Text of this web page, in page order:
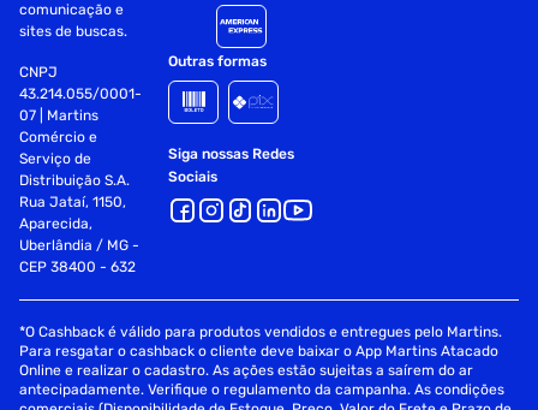
comunicação e
sites de buscas.
CNPJ
43.214.055/0001-
07 | Martins
Comércio e
Serviço de
Distribuição S.A.
Rua Jataí, 1150,
Aparecida,
Uberlândia / MG -
CEP 38400 - 632
Outras formas
Siga nossas Redes
Sociais
*O Cashback é válido para produtos vendidos e entregues pelo Martins.
Para resgatar o cashback o cliente deve baixar o App Martins Atacado
Online e realizar o cadastro. As ações estão sujeitas a saírem do ar
antecipadamente. Verifique o regulamento da campanha. As condições